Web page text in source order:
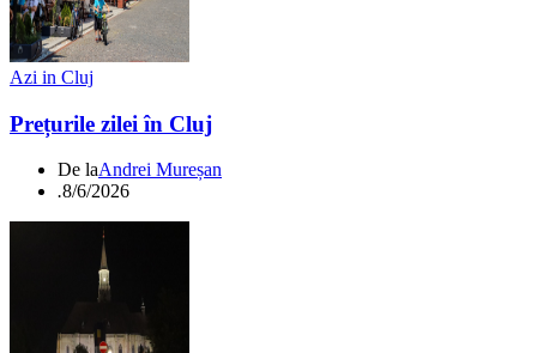
Azi in Cluj
Prețurile zilei în Cluj
De laAndrei Mureșan
.8/6/2026